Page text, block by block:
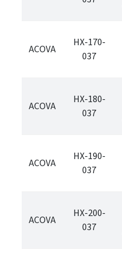
ACOVA
HX-170-
037
ACOVA
HX-180-
037
ACOVA
HX-190-
037
ACOVA
HX-200-
037